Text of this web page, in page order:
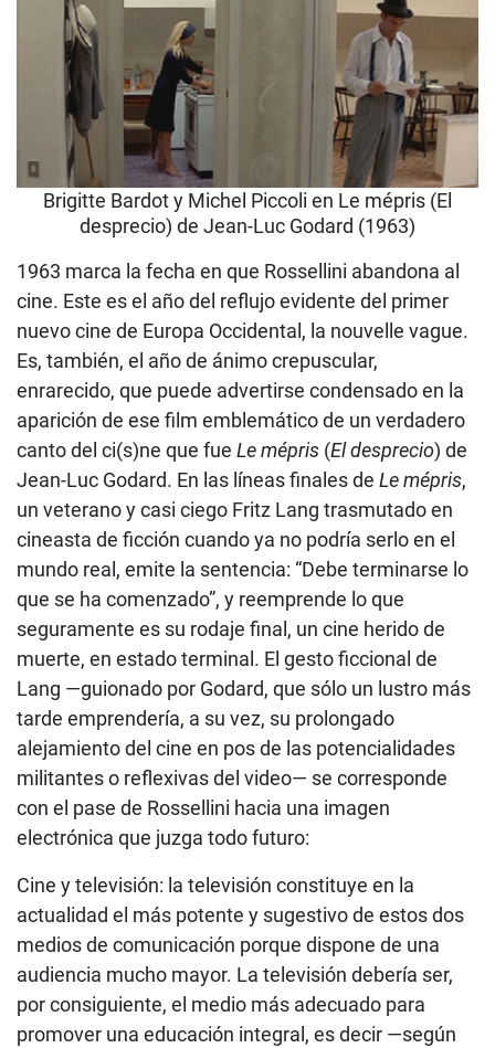
Brigitte Bardot y Michel Piccoli en Le mépris (El
desprecio) de Jean-Luc Godard (1963)
1963 marca la fecha en que Rossellini abandona al
cine. Este es el año del reflujo evidente del primer
nuevo cine de Europa Occidental, la nouvelle vague.
Es, también, el año de ánimo crepuscular,
enrarecido, que puede advertirse condensado en la
aparición de ese film emblemático de un verdadero
canto del ci(s)ne que fue Le mépris (El desprecio) de
Jean-Luc Godard. En las líneas finales de Le mépris,
un veterano y casi ciego Fritz Lang trasmutado en
cineasta de ficción cuando ya no podría serlo en el
mundo real, emite la sentencia: “Debe terminarse lo
que se ha comenzado”, y reemprende lo que
seguramente es su rodaje final, un cine herido de
muerte, en estado terminal. El gesto ficcional de
Lang —guionado por Godard, que sólo un lustro más
tarde emprendería, a su vez, su prolongado
alejamiento del cine en pos de las potencialidades
militantes o reflexivas del video— se corresponde
con el pase de Rossellini hacia una imagen
electrónica que juzga todo futuro:
Cine y televisión: la televisión constituye en la
actualidad el más potente y sugestivo de estos dos
medios de comunicación porque dispone de una
audiencia mucho mayor. La televisión debería ser,
por consiguiente, el medio más adecuado para
promover una educación integral, es decir —según